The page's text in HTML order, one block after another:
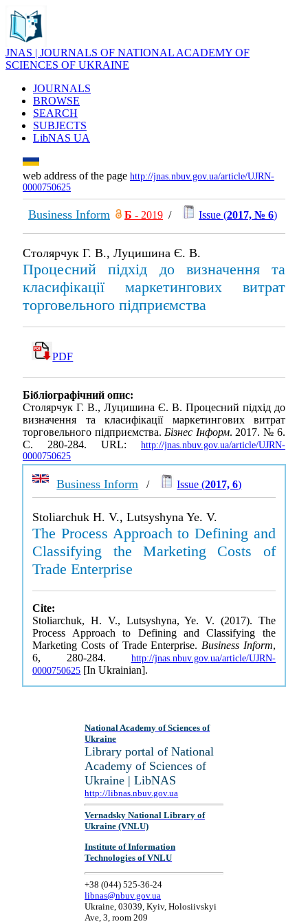
JNAS | JOURNALS OF NATIONAL ACADEMY OF
SCIENCES OF UKRAINE
JOURNALS
BROWSE
SEARCH
SUBJECTS
LibNAS UA
web address of the page http://jnas.nbuv.gov.ua/article/UJRN-
0000750625
Business Inform Б - 2019 / Issue (2017, № 6)
Столярчук Г. В., Луцишина Є. В.
Процесний підхід до визначення та
класифікації маркетингових витрат
торговельного підприємства
PDF
Бібліографічний опис:
Столярчук Г. В., Луцишина Є. В. Процесний підхід до
визначення та класифікації маркетингових витрат
торговельного підприємства.Бізнес Інформ. 2017. № 6.
С. 280-284. URL: http://jnas.nbuv.gov.ua/article/UJRN-
0000750625
Business Inform / Issue (2017, 6)
Stoliarchuk H. V., Lutsyshyna Ye. V.
The Process Approach to Defining and
Classifying the Marketing Costs of
Trade Enterprise
Cite:
Stoliarchuk, H. V., Lutsyshyna, Ye. V. (2017). The
Process Approach to Defining and Classifying the
Marketing Costs of Trade Enterprise. Business Inform,
6, 280-284. http://jnas.nbuv.gov.ua/article/UJRN-
0000750625 [In Ukrainian].
National Academy of Sciences of
Ukraine
Library portal of National
Academy of Sciences of
Ukraine | LibNAS
http://libnas.nbuv.gov.ua
Vernadsky National Library of
Ukraine (VNLU)
Institute of Information
Technologies of VNLU
+38 (044) 525-36-24
libnas@nbuv.gov.ua
Ukraine, 03039, Kyiv, Holosiivskyi
Ave, 3, room 209